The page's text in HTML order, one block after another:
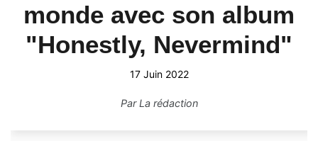
monde avec son album
"Honestly, Nevermind"
17 Juin 2022
ParLa rédaction